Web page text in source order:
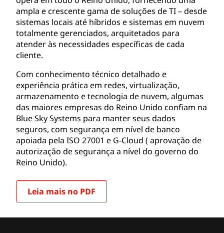
ampla e crescente gama de soluções de TI – desde
sistemas locais até híbridos e sistemas em nuvem
totalmente gerenciados, arquitetados para
atender às necessidades específicas de cada
cliente.
Com conhecimento técnico detalhado e
experiência prática em redes, virtualização,
armazenamento e tecnologia de nuvem, algumas
das maiores empresas do Reino Unido confiam na
Blue Sky Systems para manter seus dados
seguros, com segurança em nível de banco
apoiada pela ISO 27001 e G-Cloud ( aprovação de
autorização de segurança a nível do governo do
Reino Unido).
Leia mais no PDF